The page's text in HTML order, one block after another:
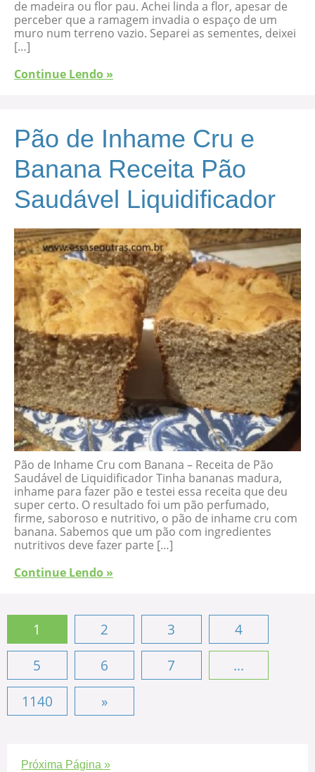
de madeira ou flor pau. Achei linda a flor, apesar de
perceber que a ramagem invadia o espaço de um
muro num terreno vazio. Separei as sementes, deixei
[…]
Continue Lendo »
Pão de Inhame Cru e
Banana Receita Pão
Saudável Liquidificador
Pão de Inhame Cru com Banana – Receita de Pão
Saudável de Liquidificador Tinha bananas madura,
inhame para fazer pão e testei essa receita que deu
super certo. O resultado foi um pão perfumado,
firme, saboroso e nutritivo, o pão de inhame cru com
banana. Sabemos que um pão com ingredientes
nutritivos deve fazer parte […]
Continue Lendo »
1 2 3
4
5
6 7
...
1140
»
Próxima Página »